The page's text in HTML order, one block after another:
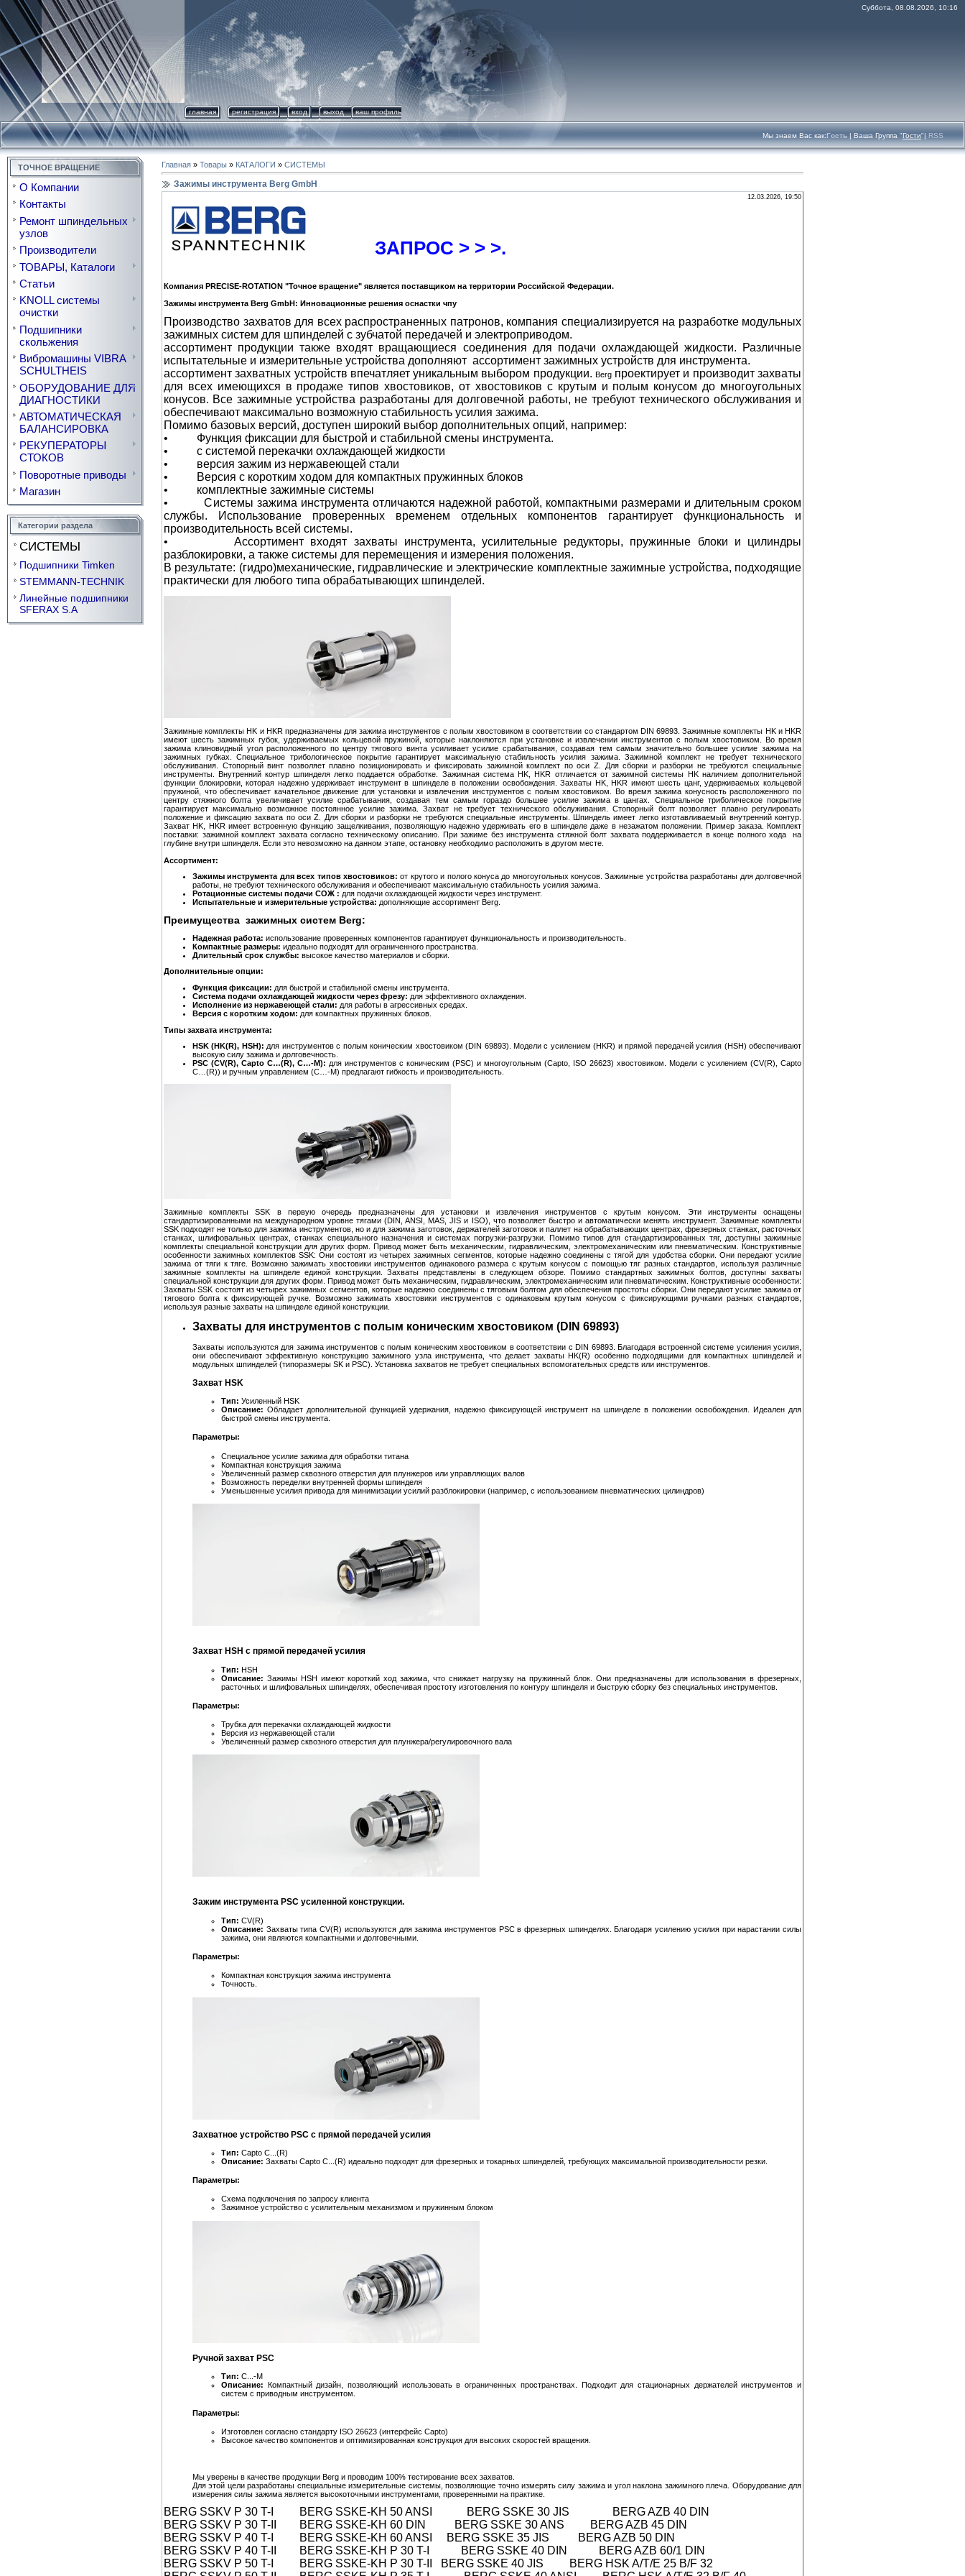
Суббота, 08.08.2026, 10:16
главная ваш профиль
регистрация выход
вход
Мы знаем Вас как:Гость | Ваша Группа "Гости"| RSS
ТОЧНОЕ ВРАЩЕНИЕ
О Компании
Контакты
Ремонт шпиндельных
узлов
Производители
ТОВАРЫ, Каталоги
Статьи
KNOLL системы
очистки
Подшипники
скольжения
Вибромашины VIBRA
SCHULTHEIS
ОБОРУДОВАНИЕ ДЛЯ
ДИАГНОСТИКИ
АВТОМАТИЧЕСКАЯ
БАЛАНСИРОВКА
РЕКУПЕРАТОРЫ
СТОКОВ
Поворотные приводы
Магазин
Категории раздела
СИСТЕМЫ
Подшипники Timken
STEMMANN-TECHNIK
Линейные подшипники
SFERAX S.A
Главная » Товары » КАТАЛОГИ » СИСТЕМЫ
Зажимы инструмента Berg GmbH
12.03.2026, 19:50
ЗАПРОС > > >.
Компания PRECISE-ROTATION "Точное вращение" является поставщиком на территории Российской Федерации.
Зажимы инструмента Berg GmbH: Инновационные решения оснастки чпу
Производство захватов для всех распространенных патронов, компания специализируется на разработке модульных
зажимных систем для шпинделей с зубчатой передачей и электроприводом.
ассортимент продукции также входят вращающиеся соединения для подачи охлаждающей жидкости. Различные
испытательные и измерительные устройства дополняют ассортимент зажимных устройств для инструмента.
ассортимент захватных устройств впечатляет уникальным выбором продукции. Bergпроектирует и производит захваты
для всех имеющихся в продаже типов хвостовиков, от хвостовиков с крутым и полым конусом до многоугольных
конусов. Все зажимные устройства разработаны для долговечной работы, не требуют технического обслуживания и
обеспечивают максимально возможную стабильность усилия зажима.
Помимо базовых версий, доступен широкий выбор дополнительных опций, например:
• Функция фиксации для быстрой и стабильной смены инструмента.
• с системой перекачки охлаждающей жидкости
• версия зажим из нержавеющей стали
• Версия с коротким ходом для компактных пружинных блоков
• комплектные зажимные системы
• Системы зажима инструмента отличаются надежной работой, компактными размерами и длительным сроком
службы. Использование проверенных временем отдельных компонентов гарантирует функциональность и
производительность всей системы.
• Ассортимент входят захваты инструмента, усилительные редукторы, пружинные блоки и цилиндры
разблокировки, а также системы для перемещения и измерения положения.
В результате: (гидро)механические, гидравлические и электрические комплектные зажимные устройства, подходящие
практически для любого типа обрабатывающих шпинделей.
Зажимные комплекты HK и HKR предназначены для зажима инструментов с полым хвостовиком в соответствии со стандартом DIN 69893. Зажимные комплекты HK и HKR
имеют шесть зажимных губок, удерживаемых кольцевой пружиной, которые наклоняются при установке и извлечении инструментов с полым хвостовиком. Во время
зажима клиновидный угол расположенного по центру тягового винта усиливает усилие срабатывания, создавая тем самым значительно большее усилие зажима на
зажимных губках. Специальное трибологическое покрытие гарантирует максимальную стабильность усилия зажима. Зажимной комплект не требует технического
обслуживания. Стопорный винт позволяет плавно позиционировать и фиксировать зажимной комплект по оси Z. Для сборки и разборки не требуются специальные
инструменты. Внутренний контур шпинделя легко поддается обработке. Зажимная система HK, HKR отличается от зажимной системы HK наличием дополнительной
функции блокировки, которая надежно удерживает инструмент в шпинделе в положении освобождения. Захваты HK, HKR имеют шесть цанг, удерживаемых кольцевой
пружиной, что обеспечивает качательное движение для установки и извлечения инструментов с полым хвостовиком. Во время зажима конусность расположенного по
центру стяжного болта увеличивает усилие срабатывания, создавая тем самым гораздо большее усилие зажима в цангах. Специальное триболическое покрытие
гарантирует максимально возможное постоянное усилие зажима. Захват не требует технического обслуживания. Стопорный болт позволяет плавно регулировать
положение и фиксацию захвата по оси Z. Для сборки и разборки не требуются специальные инструменты. Шпиндель имеет легко изготавливаемый внутренний контур.
Захват HK, HKR имеет встроенную функцию защелкивания, позволяющую надежно удерживать его в шпинделе даже в незажатом положении. Пример заказа. Комплект
поставки: зажимной комплект захвата согласно техническому описанию. При зажиме без инструмента стяжной болт захвата поддерживается в конце полного хода на
глубине внутри шпинделя. Если это невозможно на данном этапе, остановку необходимо расположить в другом месте.
Ассортимент:
Зажимы инструмента для всех типов хвостовиков: от крутого и полого конуса до многоугольных конусов. Зажимные устройства разработаны для долговечной
работы, не требуют технического обслуживания и обеспечивают максимальную стабильность усилия зажима.
Ротационные системы подачи СОЖ : для подачи охлаждающей жидкости через инструмент.
Испытательные и измерительные устройства: дополняющие ассортимент Berg.
Преимущества зажимных систем Berg:
Надежная работа: использование проверенных компонентов гарантирует функциональность и производительность.
Компактные размеры: идеально подходят для ограниченного пространства.
Длительный срок службы: высокое качество материалов и сборки.
Дополнительные опции:
Функция фиксации: для быстрой и стабильной смены инструмента.
Система подачи охлаждающей жидкости через фрезу: для эффективного охлаждения.
Исполнение из нержавеющей стали: для работы в агрессивных средах.
Версия с коротким ходом: для компактных пружинных блоков.
Типы захвата инструмента:
HSK (HK(R), HSH): для инструментов с полым коническим хвостовиком (DIN 69893). Модели с усилением (HKR) и прямой передачей усилия (HSH) обеспечивают
высокую силу зажима и долговечность.
PSC (CV(R), Capto C…(R), C…-M): для инструментов с коническим (PSC) и многоугольным (Capto, ISO 26623) хвостовиком. Модели с усилением (CV(R), Capto
C…(R)) и ручным управлением (C…-M) предлагают гибкость и производительность.
Зажимные комплекты SSK в первую очередь предназначены для установки и извлечения инструментов с крутым конусом. Эти инструменты оснащены
стандартизированными на международном уровне тягами (DIN, ANSI, MAS, JIS и ISO), что позволяет быстро и автоматически менять инструмент. Зажимные комплекты
SSK подходят не только для зажима инструментов, но и для зажима заготовок, держателей заготовок и паллет на обрабатывающих центрах, фрезерных станках, расточных
станках, шлифовальных центрах, станках специального назначения и системах погрузки-разгрузки. Помимо типов для стандартизированных тяг, доступны зажимные
комплекты специальной конструкции для других форм. Привод может быть механическим, гидравлическим, электромеханическим или пневматическим. Конструктивные
особенности зажимных комплектов SSK: Они состоят из четырех зажимных сегментов, которые надежно соединены с тягой для удобства сборки. Они передают усилие
зажима от тяги к тяге. Возможно зажимать хвостовики инструментов одинакового размера с крутым конусом с помощью тяг разных стандартов, используя различные
зажимные комплекты на шпинделе единой конструкции. Захваты представлены в следующем обзоре. Помимо стандартных зажимных болтов, доступны захваты
специальной конструкции для других форм. Привод может быть механическим, гидравлическим, электромеханическим или пневматическим. Конструктивные особенности:
Захваты SSK состоят из четырех зажимных сегментов, которые надежно соединены с тяговым болтом для обеспечения простоты сборки. Они передают усилие зажима от
тягового болта к фиксирующей ручке. Возможно зажимать хвостовики инструментов с одинаковым крутым конусом с фиксирующими ручками разных стандартов,
используя разные захваты на шпинделе единой конструкции.
Захваты для инструментов с полым коническим хвостовиком (DIN 69893)
Захваты используются для зажима инструментов с полым коническим хвостовиком в соответствии с DIN 69893. Благодаря встроенной системе усиления усилия,
они обеспечивают эффективную конструкцию зажимного узла инструмента, что делает захваты HK(R) особенно подходящими для компактных шпинделей и
модульных шпинделей (типоразмеры SK и PSC). Установка захватов не требует специальных вспомогательных средств или инструментов.
Захват HSK
Тип: Усиленный HSK
Описание: Обладает дополнительной функцией удержания, надежно фиксирующей инструмент на шпинделе в положении освобождения. Идеален для
быстрой смены инструмента.
Параметры:
Специальное усилие зажима для обработки титана
Компактная конструкция зажима
Увеличенный размер сквозного отверстия для плунжеров или управляющих валов
Возможность переделки внутренней формы шпинделя
Уменьшенные усилия привода для минимизации усилий разблокировки (например, с использованием пневматических цилиндров)
Захват HSH с прямой передачей усилия
Тип: HSH
Описание: Зажимы HSH имеют короткий ход зажима, что снижает нагрузку на пружинный блок. Они предназначены для использования в фрезерных,
расточных и шлифовальных шпинделях, обеспечивая простоту изготовления по контуру шпинделя и быструю сборку без специальных инструментов.
Параметры:
Трубка для перекачки охлаждающей жидкости
Версия из нержавеющей стали
Увеличенный размер сквозного отверстия для плунжера/регулировочного вала
Зажим инструмента PSC усиленной конструкции.
Тип: CV(R)
Описание: Захваты типа CV(R) используются для зажима инструментов PSC в фрезерных шпинделях. Благодаря усилению усилия при нарастании силы
зажима, они являются компактными и долговечными.
Параметры:
Компактная конструкция зажима инструмента
Точность.
Захватное устройство PSC с прямой передачей усилия
Тип: Capto C...(R)
Описание: Захваты Capto C...(R) идеально подходят для фрезерных и токарных шпинделей, требующих максимальной производительности резки.
Параметры:
Схема подключения по запросу клиента
Зажимное устройство с усилительным механизмом и пружинным блоком
Ручной захват PSC
Тип: C...-M
Описание: Компактный дизайн, позволяющий использовать в ограниченных пространствах. Подходит для стационарных держателей инструментов и
систем с приводным инструментом.
Параметры:
Изготовлен согласно стандарту ISO 26623 (интерфейс Capto)
Высокое качество компонентов и оптимизированная конструкция для высоких скоростей вращения.
Мы уверены в качестве продукции Berg и проводим 100% тестирование всех захватов.
Для этой цели разработаны специальные измерительные системы, позволяющие точно измерять силу зажима и угол наклона зажимного плеча. Оборудование для
измерения силы зажима является высокоточными инструментами, проверенными на практике.
BERG SSKV P 30 T-I BERG SSKE-KH 50 ANSI BERG SSKE 30 JIS BERG AZB 40 DIN
BERG SSKV P 30 T-II BERG SSKE-KH 60 DIN BERG SSKE 30 ANS BERG AZB 45 DIN
BERG SSKV P 40 T-I BERG SSKE-KH 60 ANSI BERG SSKE 35 JIS BERG AZB 50 DIN
BERG SSKV P 40 T-II BERG SSKE-KH P 30 T-I BERG SSKE 40 DIN BERG AZB 60/1 DIN
BERG SSKV P 50 T-I BERG SSKE-KH P 30 T-II BERG SSKE 40 JIS BERG HSK A/T/E 25 B/F 32